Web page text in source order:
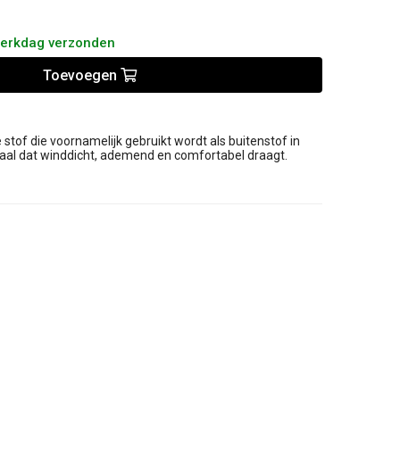
verzonden
Toevoegen
stofdie voornamelijk gebruikt wordt als buitenstof in
dat winddicht, ademend en comfortabel draagt.